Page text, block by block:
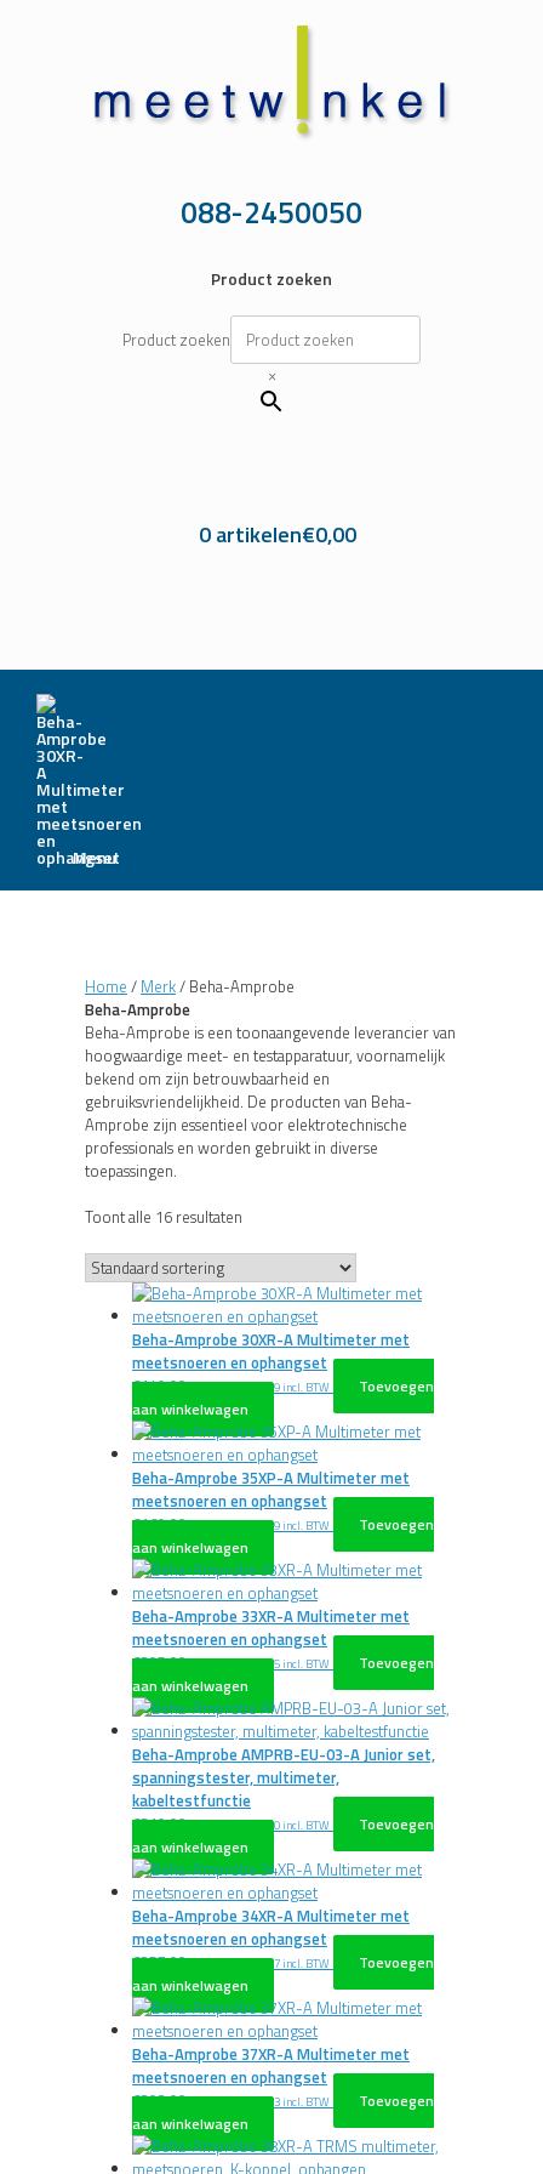
088-2450050
Product zoeken
Product zoeken
×
0 artikelen€0,00
Menu
Home / Merk/ Beha-Amprobe
Beha-Amprobe
Beha-Amprobe is een toonaangevende leverancier van
hoogwaardige meet- en testapparatuur, voornamelijk
bekend om zijn betrouwbaarheid en
gebruiksvriendelijkheid. De producten van Beha-
Amprobe zijn essentieel voor elektrotechnische
professionals en worden gebruikt in diverse
toepassingen.
Toont alle 16 resultaten
Beha-Amprobe 30XR-A Multimeter met
meetsnoeren en ophangset
€149,00 excl. BTW€180,29 incl. BTW
Toevoegen
aan winkelwagen
Beha-Amprobe 35XP-A Multimeter met
meetsnoeren en ophangset
€169,00 excl. BTW€204,49 incl. BTW
Toevoegen
aan winkelwagen
Beha-Amprobe 33XR-A Multimeter met
meetsnoeren en ophangset
€205,00 excl. BTW€248,05 incl. BTW
Toevoegen
aan winkelwagen
Beha-Amprobe AMPRB-EU-03-A Junior set,
spanningstester, multimeter,
kabeltestfunctie
€210,00 excl. BTW€254,10 incl. BTW
Toevoegen
aan winkelwagen
Beha-Amprobe 34XR-A Multimeter met
meetsnoeren en ophangset
€257,00 excl. BTW€310,97 incl. BTW
Toevoegen
aan winkelwagen
Beha-Amprobe 37XR-A Multimeter met
meetsnoeren en ophangset
€303,00 excl. BTW€366,63 incl. BTW
Toevoegen
aan winkelwagen